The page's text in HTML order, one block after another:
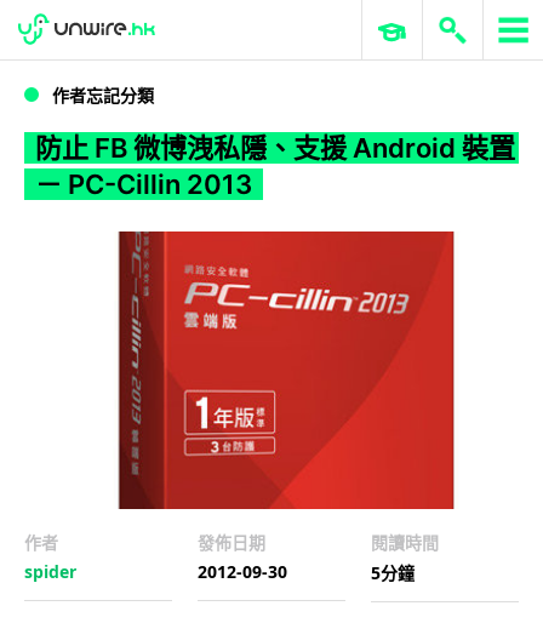
WWDC 2026 ERP 與商業 AI
作者忘記分類
防止 FB 微博洩私隱、支援 Android 裝置
－ PC-Cillin 2013
作者
spider
發佈日期
2012-09-30
閱讀時間
5分鐘